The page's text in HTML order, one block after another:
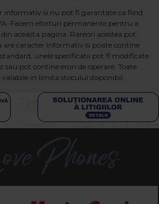
informativ si nu pot fi garantate ca fiind
Facem eforturi permanente pentru a
aceasta pagina. Rareori acestea pot
caracter informativ si poate contine
unele specificatii pot fi modificate
pot contine erori de operare. Toate
in limita stocului disponibil.